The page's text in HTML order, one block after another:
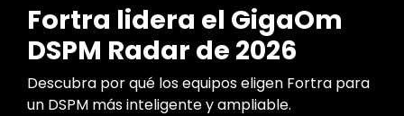
Fortra lidera el GigaOm
DSPM Radar de 2026
Descubra por qué los equipos eligen Fortra para
un DSPM más inteligente y ampliable.